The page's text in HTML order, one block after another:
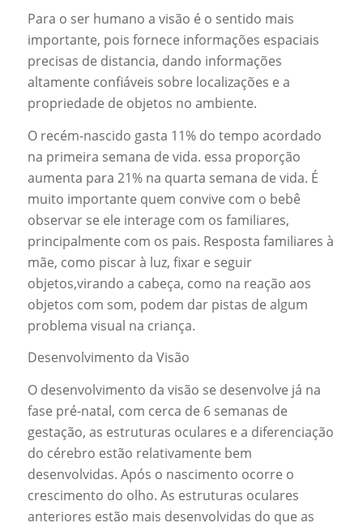
Para o ser humano a visão é o sentido mais
importante, pois fornece informações espaciais
precisas de distancia, dando informações
altamente confiáveis sobre localizações e a
propriedade de objetos no ambiente.
O recém-nascido gasta 11% do tempo acordado
na primeira semana de vida. essa proporção
aumenta para 21% na quarta semana de vida. É
muito importante quem convive com o bebê
observar se ele interage com os familiares,
principalmente com os pais. Resposta familiares à
mãe, como piscar à luz, fixar e seguir
objetos,virando a cabeça, como na reação aos
objetos com som, podem dar pistas de algum
problema visual na criança.
Desenvolvimento da Visão
O desenvolvimento da visão se desenvolve já na
fase pré-natal, com cerca de 6 semanas de
gestação, as estruturas oculares e a diferenciação
do cérebro estão relativamente bem
desenvolvidas. Após o nascimento ocorre o
crescimento do olho. As estruturas oculares
anteriores estão mais desenvolvidas do que as